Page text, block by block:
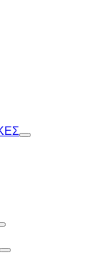
Toggle
Toggle
Toggle